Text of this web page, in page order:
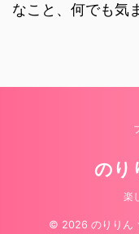
なこと、何でも気
のり
楽
© 2026 のりりん